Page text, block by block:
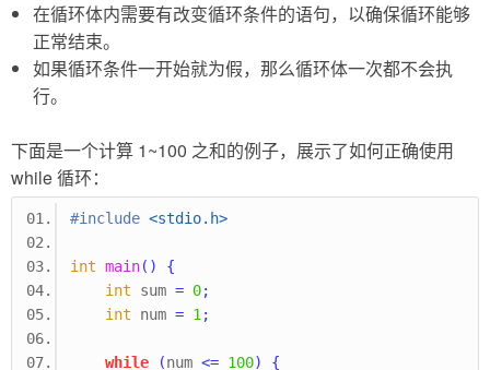
在循环体内需要有改变循环条件的语句，以确保循环能够
正常结束。
如果循环条件一开始就为假，那么循环体一次都不会执
行。
下面是一个计算 1~100 之和的例子，展示了如何正确使用
while 循环：
#include <stdio.h>
int main()
{
int sum = 0;
int num = 1 ;
while (num <= 100)
{